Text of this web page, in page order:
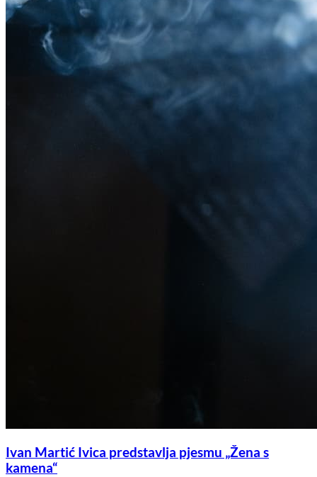
Ivan Martić Ivica predstavlja pjesmu „Žena s
kamena“